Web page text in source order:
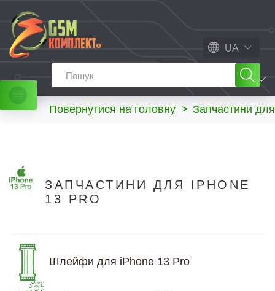
UA
МЕНЮ
Повернутися на головну > Запчастини
ЗАПЧАСТИНИ ДЛЯ IPHONE
13 PRO
Шлейфи для iPhone 13 Pro